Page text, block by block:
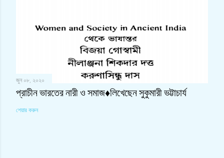
জুন ০৮, ২০২০
প্রাচীন ভারতের নারী ও সমাজ♦লিখেছেন সুকুমারী ভট্টাচার্য
শেয়ার করুন